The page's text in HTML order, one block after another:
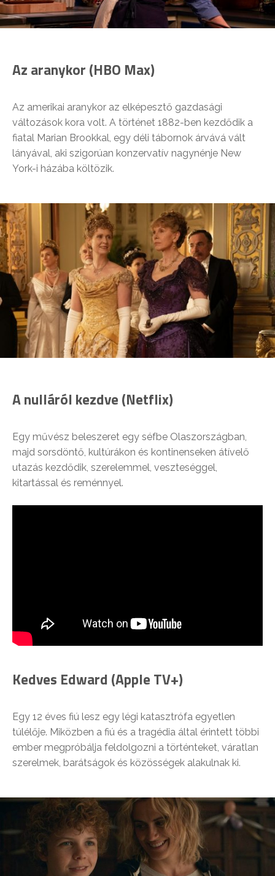
Az aranykor (HBO Max)
Az amerikai aranykor az elképesztő gazdasági
változások kora volt. A történet 1882-ben kezdődik a
fiatal Marian Brookkal, egy déli tábornok árvává vált
lányával, aki szigorúan konzervatív nagynénje New
York-i házába költözik.
A nulláról kezdve (Netflix)
Egy művész beleszeret egy séfbe Olaszországban,
majd sorsdöntő, kultúrákon és kontinenseken átívelő
utazás kezdődik, szerelemmel, veszteséggel,
kitartással és reménnyel.
Kedves Edward (Apple TV+)
Egy 12 éves fiú lesz egy légi katasztrófa egyetlen
túlélője. Miközben a fiú és a tragédia által érintett többi
ember megpróbálja feldolgozni a történteket, váratlan
szerelmek, barátságok és közösségek alakulnak ki.